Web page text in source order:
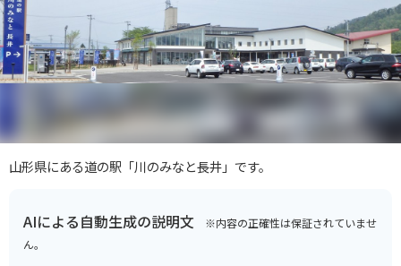
山形県にある道の駅「川のみなと長井」です。
AIによる自動生成の説明文 ※内容の正確性は保証されていませ
ん。